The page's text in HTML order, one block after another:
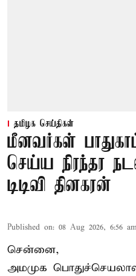
தமிழக செய்திகள்
மீனவர்கள்
செய்ய நிரந்தர
டிடிவி தினகரன்
Published on: 08 Aug 2026, 6:56
சென்னை,
அமமுக